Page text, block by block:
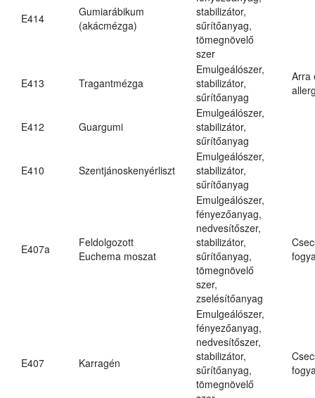
E414
Gumiarábikum
(akácmézga)
stabilizátor,
sűrítőanyag,
tömegnövelő
szer
E413 Tragantmézga
Emulgeálószer,
stabilizátor,
sűrítőanyag
Arra
E412 Guargumi
Emulgeálószer,
stabilizátor,
sűrítőanyag
E410 Szentjánoskenyérliszt
Emulgeálószer,
stabilizátor,
sűrítőanyag
E407a
Feldolgozott
Euchema moszat
Emulgeálószer,
fényezőanyag,
nedvesítőszer,
stabilizátor,
sűrítőanyag,
tömegnövelő
szer,
zselésítőanyag
E407 Karragén
Emulgeálószer,
fényezőanyag,
nedvesítőszer,
stabilizátor,
sűrítőanyag,
tömegnövelő